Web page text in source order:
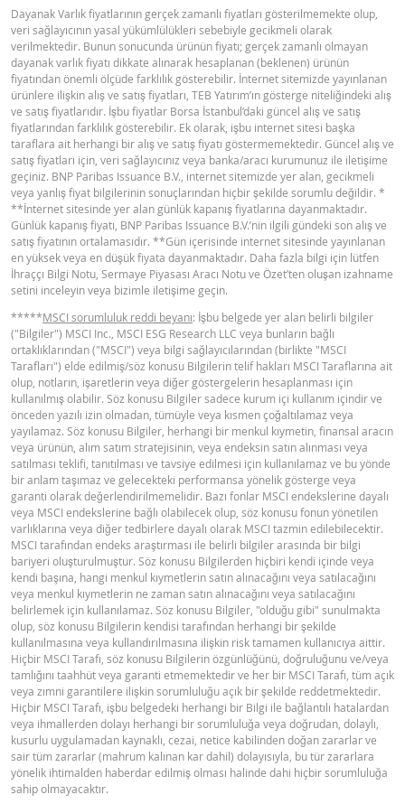
BNP PARIBAS IHRACCI BILGI
DOKUMANI (15 NISAN 2026)
YASAL DOKÜMANLAR
BNPP SPK ONAYLI OZET (15 NISAN
2026 IHRACI)
PDF
BNPP SPK ONAYLI SERMAYE PIYASASI
ARACI NOTU (15 NISAN 2026 IHRACI) 1
PDF
BNPP SPK ONAYLI SERMAYE PIYASASI
ARACI NOTU (15 NISAN 2026 IHRACI) 2
FIYAT BILGISI
Latest Product Quotes
Gösterge fiyat hesaplanamadı.
Dayanak Varlık fiyatlarının gerçek zamanlı fiyatları gösterilmemekte olup,
veri sağlayıcının yasal yükümlülükleri sebebiyle gecikmeli olarak
verilmektedir. Bunun sonucunda ürünün fiyatı; gerçek zamanlı olmayan
dayanak varlık fiyatı dikkate alınarak hesaplanan (beklenen) ürünün
fiyatından önemli ölçüde farklılık gösterebilir. İnternet sitemizde yayınlanan
ürünlere ilişkin alış ve satış fiyatları, TEB Yatırım’ın gösterge niteliğindeki alış
ve satış fiyatlarıdır. İşbu fiyatlar Borsa İstanbul’daki güncel alış ve satış
fiyatlarından farklılık gösterebilir. Ek olarak, işbu internet sitesi başka
taraflara ait herhangi bir alış ve satış fiyatı göstermemektedir. Güncel alış ve
satış fiyatları için, veri sağlayıcınız veya banka/aracı kurumunuz ile iletişime
geçiniz. BNP Paribas Issuance B.V., internet sitemizde yer alan, gecikmeli
veya yanlış fiyat bilgilerinin sonuçlarından hiçbir şekilde sorumlu değildir. *
**İnternet sitesinde yer alan günlük kapanış fiyatlarına dayanmaktadır.
Günlük kapanış fiyatı, BNP Paribas Issuance B.V.’nin ilgili gündeki son alış ve
satış fiyatının ortalamasıdır. **Gün içerisinde internet sitesinde yayınlanan
en yüksek veya en düşük fiyata dayanmaktadır. Daha fazla bilgi için lütfen
İhraççı Bilgi Notu, Sermaye Piyasası Aracı Notu ve Özet’ten oluşan izahname
setini inceleyin veya bizimle iletişime geçin.
*****MSCI sorumluluk reddi beyanı: İşbu belgede yer alan belirli bilgiler
("Bilgiler") MSCI Inc., MSCI ESG Research LLC veya bunların bağlı
ortaklıklarından ("MSCI") veya bilgi sağlayıcılarından (birlikte "MSCI
Tarafları") elde edilmiş/söz konusu Bilgilerin telif hakları MSCI Taraflarına ait
olup, notların, işaretlerin veya diğer göstergelerin hesaplanması için
kullanılmış olabilir. Söz konusu Bilgiler sadece kurum içi kullanım içindir ve
önceden yazılı izin olmadan, tümüyle veya kısmen çoğaltılamaz veya
yayılamaz. Söz konusu Bilgiler, herhangi bir menkul kıymetin, finansal aracın
veya ürünün, alım satım stratejisinin, veya endeksin satın alınması veya
satılması teklifi, tanıtılması ve tavsiye edilmesi için kullanılamaz ve bu yönde
bir anlam taşımaz ve gelecekteki performansa yönelik gösterge veya
garanti olarak değerlendirilmemelidir. Bazı fonlar MSCI endekslerine dayalı
veya MSCI endekslerine bağlı olabilecek olup, söz konusu fonun yönetilen
varlıklarına veya diğer tedbirlere dayalı olarak MSCI tazmin edilebilecektir.
MSCI tarafından endeks araştırması ile belirli bilgiler arasında bir bilgi
bariyeri oluşturulmuştur. Söz konusu Bilgilerden hiçbiri kendi içinde veya
kendi başına, hangi menkul kıymetlerin satın alınacağını veya satılacağını
veya menkul kıymetlerin ne zaman satın alınacağını veya satılacağını
belirlemek için kullanılamaz. Söz konusu Bilgiler, "olduğu gibi" sunulmakta
olup, söz konusu Bilgilerin kendisi tarafından herhangi bir şekilde
kullanılmasına veya kullandırılmasına ilişkin risk tamamen kullanıcıya aittir.
Hiçbir MSCI Tarafı, söz konusu Bilgilerin özgünlüğünü, doğruluğunu ve/veya
tamlığını taahhüt veya garanti etmemektedir ve her bir MSCI Tarafı, tüm açık
veya zımni garantilere ilişkin sorumluluğu açık bir şekilde reddetmektedir.
Hiçbir MSCI Tarafı, işbu belgedeki herhangi bir Bilgi ile bağlantılı hatalardan
veya ihmallerden dolayı herhangi bir sorumluluğa veya doğrudan, dolaylı,
kusurlu uygulamadan kaynaklı, cezai, netice kabilinden doğan zararlar ve
sair tüm zararlar (mahrum kalınan kar dahil) dolayısıyla, bu tür zararlara
yönelik ihtimalden haberdar edilmiş olması halinde dahi hiçbir sorumluluğa
sahip olmayacaktır.